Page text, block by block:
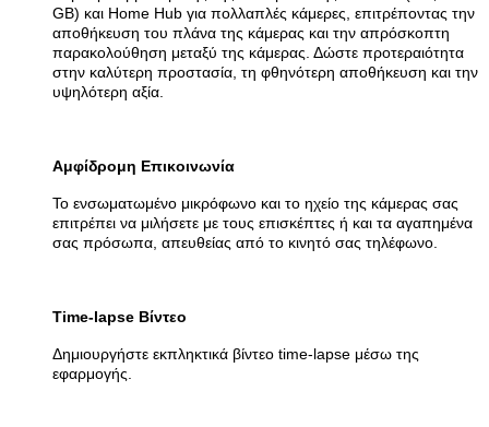
GB) και Home Hub για πολλαπλές κάμερες, επιτρέποντας την
αποθήκευση του πλάνα της κάμερας και την απρόσκοπτη
παρακολούθηση μεταξύ της κάμερας. Δώστε προτεραιότητα
στην καλύτερη προστασία, τη φθηνότερη αποθήκευση και την
υψηλότερη αξία.
Αμφίδρομη Επικοινωνία
Το ενσωματωμένο μικρόφωνο και το ηχείο της κάμερας σας
επιτρέπει να μιλήσετε με τους επισκέπτες ή και τα αγαπημένα
σας πρόσωπα, απευθείας από το κινητό σας τηλέφωνο.
Time-lapse Βίντεο
Δημιουργήστε εκπληκτικά βίντεο time-lapse μέσω της
εφαρμογής.